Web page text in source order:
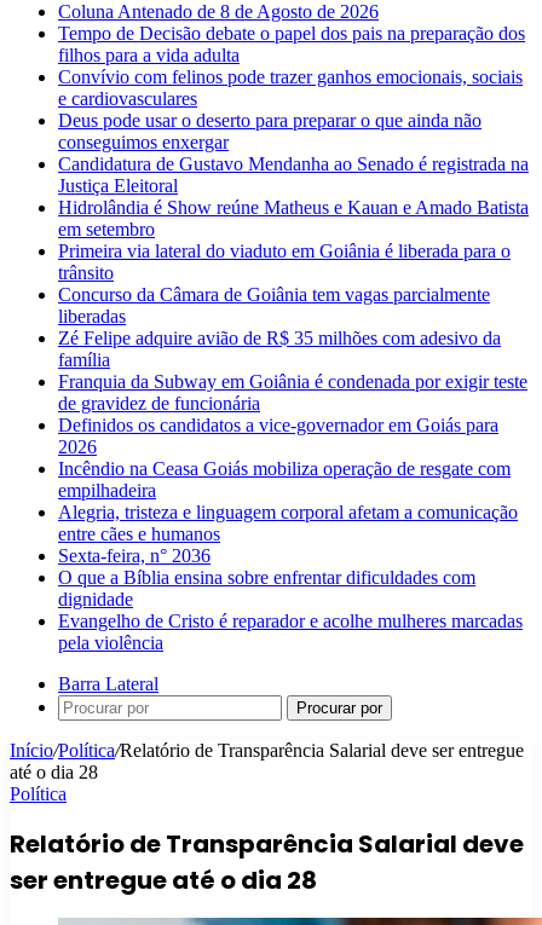
Coluna Antenado de 8 de Agosto de 2026
Tempo de Decisão debate o papel dos pais na preparação dos
filhos para a vida adulta
Convívio com felinos pode trazer ganhos emocionais, sociais
e cardiovasculares
Deus pode usar o deserto para preparar o que ainda não
conseguimos enxergar
Candidatura de Gustavo Mendanha ao Senado é registrada na
Justiça Eleitoral
Hidrolândia é Show reúne Matheus e Kauan e Amado Batista
em setembro
Primeira via lateral do viaduto em Goiânia é liberada para o
trânsito
Concurso da Câmara de Goiânia tem vagas parcialmente
liberadas
Zé Felipe adquire avião de R$ 35 milhões com adesivo da
família
Franquia da Subway em Goiânia é condenada por exigir teste
de gravidez de funcionária
Definidos os candidatos a vice-governador em Goiás para
2026
Incêndio na Ceasa Goiás mobiliza operação de resgate com
empilhadeira
Alegria, tristeza e linguagem corporal afetam a comunicação
entre cães e humanos
Sexta-feira, n° 2036
O que a Bíblia ensina sobre enfrentar dificuldades com
dignidade
Evangelho de Cristo é reparador e acolhe mulheres marcadas
pela violência
Barra Lateral
Procurar por
Início/Política/Relatório de Transparência Salarial deve ser entregue
até o dia 28
Política
Relatório de Transparência Salarial deve
ser entregue até o dia 28